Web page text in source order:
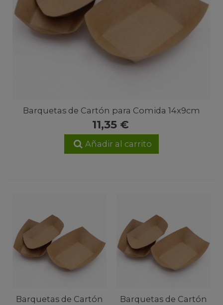
Barquetas de Cartón para Comida 14x9cm
11,35 €
Añadir al carrito
Barquetas de Cartón
Barquetas de Cartón